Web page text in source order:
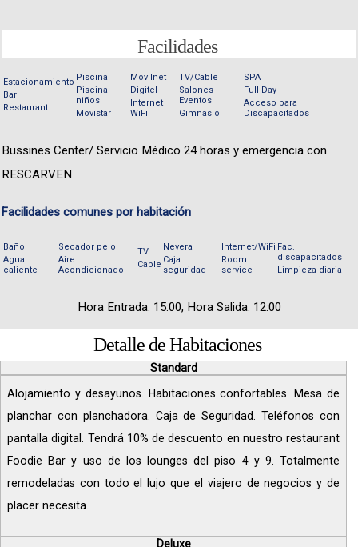
Facilidades
Estacionamiento
Bar
Restaurant
Piscina
Piscina
niños
Movistar
Movilnet
Digitel
Internet
WiFi
TV/Cable
Salones
Eventos
Gimnasio
SPA
Full Day
Acceso para
Discapacitados
Bussines Center/ Servicio Médico 24 horas y emergencia con
RESCARVEN
Facilidades comunes por habitación
Baño
Agua
caliente
Secador pelo
Aire
Acondicionado
TV
Cable
Nevera
Caja
seguridad
Internet/WiFi
Room
service
Fac.
discapacitados
Limpieza diaria
Hora Entrada: 15:00, Hora Salida: 12:00
Detalle de Habitaciones
Standard
Alojamiento y desayunos. Habitaciones confortables. Mesa de
planchar con planchadora. Caja de Seguridad. Teléfonos con
pantalla digital. Tendrá 10% de descuento en nuestro restaurant
Foodie Bar y uso de los lounges del piso 4 y 9. Totalmente
remodeladas con todo el lujo que el viajero de negocios y de
placer necesita.
Deluxe